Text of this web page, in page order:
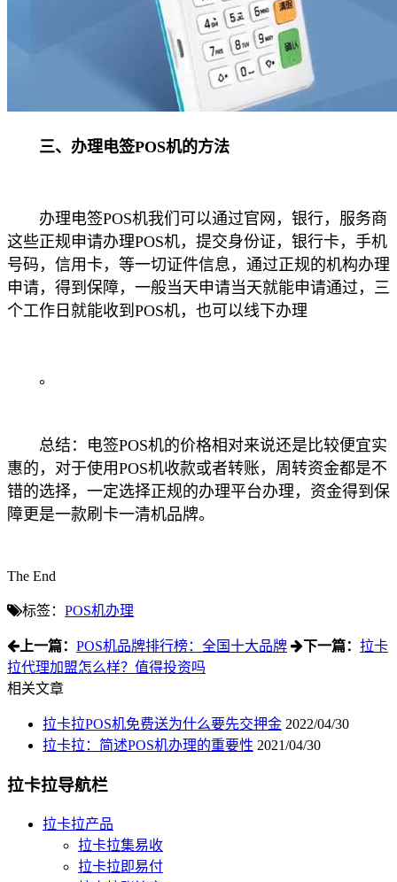
三、办理电签POS机的方法
办理电签POS机我们可以通过官网，银行，服务商
这些正规申请办理POS机，提交身份证，银行卡，手机
号码，信用卡，等一切证件信息，通过正规的机构办理
申请，得到保障，一般当天申请当天就能申请通过，三
个工作日就能收到POS机，也可以线下办理
。
总结：电签POS机的价格相对来说还是比较便宜实
惠的，对于使用POS机收款或者转账，周转资金都是不
错的选择，一定选择正规的办理平台办理，资金得到保
障更是一款刷卡一清机品牌。
The End
标签： POS机办理
上一篇： POS机品牌排行榜：全国十大品牌 下一篇： 拉卡
拉代理加盟怎么样？值得投资吗
相关文章
拉卡拉POS机免费送为什么要先交押金 2022/04/30
拉卡拉：简述POS机办理的重要性 2021/04/30
拉卡拉导航栏
拉卡拉产品
拉卡拉集易收
拉卡拉即易付